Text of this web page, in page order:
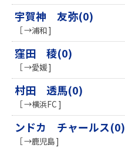
宇賀神 友弥(0)
［ →浦和 ]
窪田 稜(0)
［ →愛媛 ]
村田 透馬(0)
［ →横浜FC ]
ンドカ チャールス(0)
［ →鹿児島 ]